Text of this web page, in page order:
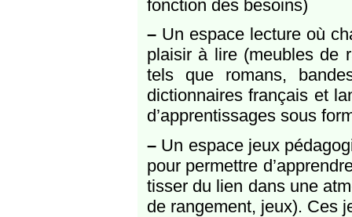
fonction des besoins)
–Un espace lecture où
plaisir à lire (meubles de
tels que romans,
dictionnaires français et
d’apprentissages sous
–Un espace jeux
pour permettre
tisser du lien dans une
de rangement, jeux). Ces